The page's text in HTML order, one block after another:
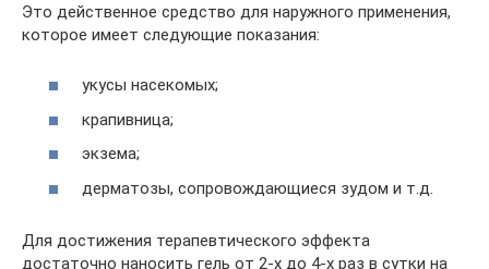
Это действенное средство для наружного применения,
которое имеет следующие показания:
укусы насекомых;
крапивница;
экзема;
дерматозы, сопровождающиеся зудом и т.д.
Для достижения терапевтического эффекта
достаточно наносить гель от 2-х до 4-х раз в сутки на